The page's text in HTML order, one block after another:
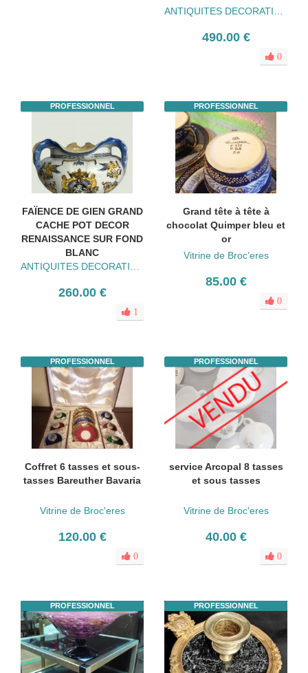
490.00 €
0
PROFESSIONNEL
FAÏENCE DE GIEN GRAND
CACHE POT DECOR
RENAISSANCE SUR FOND
BLANC
260.00 €
1
PROFESSIONNEL
Grand tête à tête à
chocolat Quimper bleu et
or
Vitrine de Broc'eres
85.00 €
0
PROFESSIONNEL
Coffret 6 tasses et sous-
tasses Bareuther Bavaria
Vitrine de Broc'eres
120.00 €
0
PROFESSIONNEL
service Arcopal 8 tasses
et sous tasses
Vitrine de Broc'eres
40.00 €
0
PROFESSIONNEL PROFESSIONNEL